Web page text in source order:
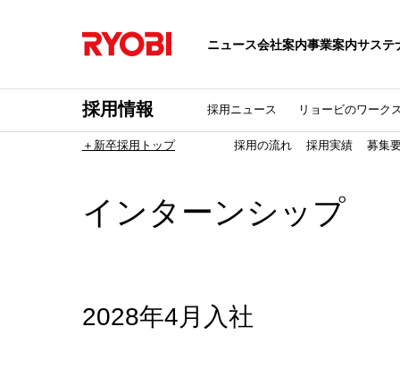
ニュース会社案内事業案内サステ
採用情報 採用ニュース リョービのワーク
＋新卒採用トップ 採用の流れ 採用実績 募集
インターンシップ
2028年4月入社